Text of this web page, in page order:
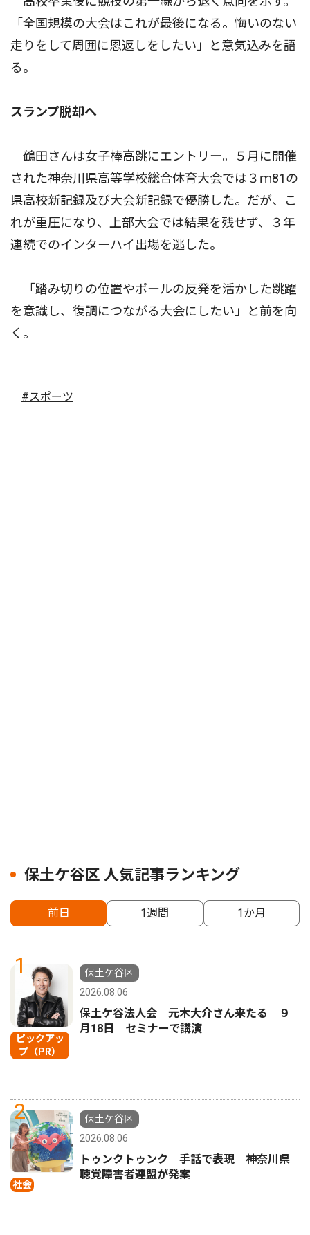
「全国規模の大会はこれが最後になる。悔いのない
走りをして周囲に恩返しをしたい」と意気込みを語
る。
スランプ脱却へ
鶴田さんは女子棒高跳にエントリー。５月に開催
された神奈川県高等学校総合体育大会では３ｍ81の
県高校新記録及び大会新記録で優勝した。だが、こ
れが重圧になり、上部大会では結果を残せず、３年
連続でのインターハイ出場を逃した。
「踏み切りの位置やポールの反発を活かした跳躍
を意識し、復調につながる大会にしたい」と前を向
く。
#スポーツ
保土ケ谷区 人気記事ランキング
前日 1週間 1か月
1
ピックアッ
プ（PR）
保土ケ谷区
2026.08.06
保土ケ谷法人会 元木大介さん来たる ９
月18日 セミナーで講演
2
社会
保土ケ谷区
2026.08.06
トゥンクトゥンク 手話で表現 神奈川県
聴覚障害者連盟が発案